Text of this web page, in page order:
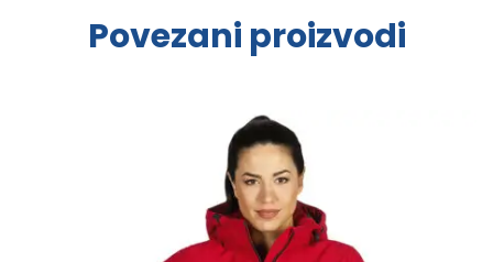
Povezani proizvodi